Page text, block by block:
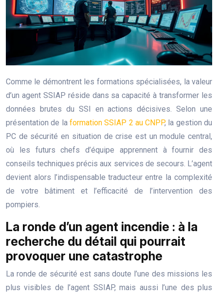
Comme le démontrent les formations spécialisées, la valeur
d’un agent SSIAP réside dans sa capacité à transformer les
données brutes du SSI en actions décisives. Selon une
présentation de la formation SSIAP 2 au CNPP, la gestion du
PC de sécurité en situation de crise est un module central,
où les futurs chefs d’équipe apprennent à fournir des
conseils techniques précis aux services de secours. L’agent
devient alors l’indispensable traducteur entre la complexité
de votre bâtiment et l’efficacité de l’intervention des
pompiers.
La ronde d’un agent incendie : à la
recherche du détail qui pourrait
provoquer une catastrophe
La ronde de sécurité est sans doute l’une des missions les
plus visibles de l’agent SSIAP, mais aussi l’une des plus